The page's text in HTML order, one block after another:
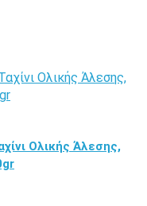
Ολικής Άλεσης,